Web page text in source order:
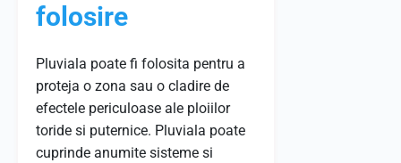
folosire
Pluviala poate fi folosita pentru a
proteja o zona sau o cladire de
efectele periculoase ale ploiilor
toride si puternice. Pluviala poate
cuprinde anumite sisteme si